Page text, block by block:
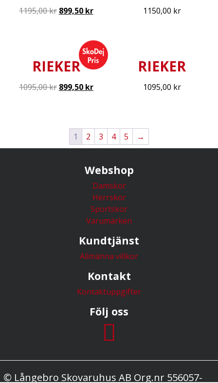
1195,00kr 899,50 kr 1150,00 kr
RIEKER
1095,00kr 899,50 kr
RIEKER
1095,00 kr
1 2 3 4 5 →
Webshop
Damskor
Herrskor
Sportskor
Varumärken
Kundtjänst
Allmänna villkor
Kontakt
Kontaktuppgifter
Följ oss
© Långebro Skovaruhus AB Org.nr 556057-